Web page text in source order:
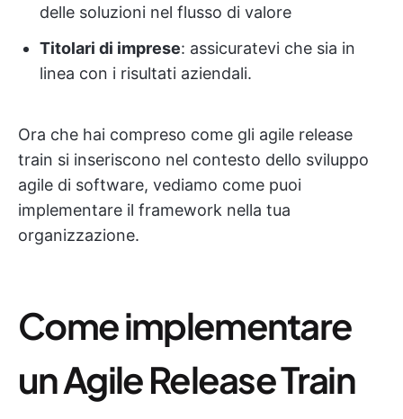
delle soluzioni nel flusso di valore
Titolari di imprese: assicuratevi che sia in
linea con i risultati aziendali.
Ora che hai compreso come gli agile release
train si inseriscono nel contesto dello sviluppo
agile di software, vediamo come puoi
implementare il framework nella tua
organizzazione.
Come implementare
un Agile Release Train